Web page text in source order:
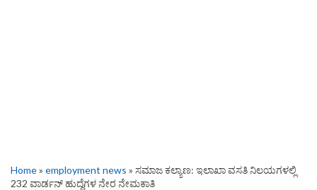
Home» employment news » ಸಮಾಜ ಕಲ್ಯಾಣ: ಇಲಾಖಾ ವಸತಿ ನಿಲಯಗಳಲ್ಲಿ
232 ವಾರ್ಡನ್ ಹುದ್ದೆಗಳ ನೇರ ನೇಮಕಾತಿ